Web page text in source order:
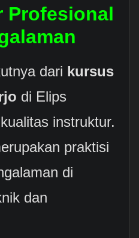
Profesional
dari kursus
di Elips
instruktur.
praktisi
di
dan